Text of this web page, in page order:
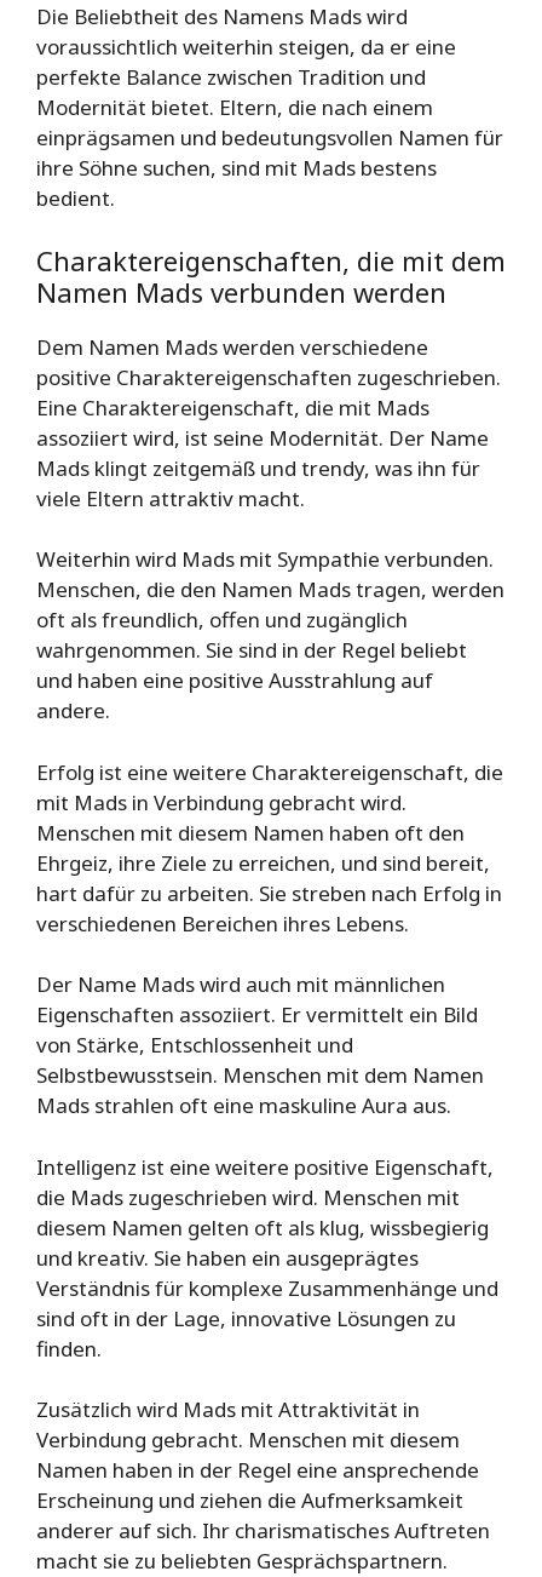
Die Beliebtheit des Namens Mads wird
voraussichtlich weiterhin steigen, da er eine
perfekte Balance zwischen Tradition und
Modernität bietet. Eltern, die nach einem
einprägsamen und bedeutungsvollen Namen für
ihre Söhne suchen, sind mit Mads bestens
bedient.
Charaktereigenschaften, die mit dem
Namen Mads verbunden werden
Dem Namen Mads werden verschiedene
positive Charaktereigenschaften zugeschrieben.
Eine Charaktereigenschaft, die mit Mads
assoziiert wird, ist seine Modernität. Der Name
Mads klingt zeitgemäß und trendy, was ihn für
viele Eltern attraktiv macht.
Weiterhin wird Mads mit Sympathie verbunden.
Menschen, die den Namen Mads tragen, werden
oft als freundlich, offen und zugänglich
wahrgenommen. Sie sind in der Regel beliebt
und haben eine positive Ausstrahlung auf
andere.
Erfolg ist eine weitere Charaktereigenschaft, die
mit Mads in Verbindung gebracht wird.
Menschen mit diesem Namen haben oft den
Ehrgeiz, ihre Ziele zu erreichen, und sind bereit,
hart dafür zu arbeiten. Sie streben nach Erfolg in
verschiedenen Bereichen ihres Lebens.
Der Name Mads wird auch mit männlichen
Eigenschaften assoziiert. Er vermittelt ein Bild
von Stärke, Entschlossenheit und
Selbstbewusstsein. Menschen mit dem Namen
Mads strahlen oft eine maskuline Aura aus.
Intelligenz ist eine weitere positive Eigenschaft,
die Mads zugeschrieben wird. Menschen mit
diesem Namen gelten oft als klug, wissbegierig
und kreativ. Sie haben ein ausgeprägtes
Verständnis für komplexe Zusammenhänge und
sind oft in der Lage, innovative Lösungen zu
finden.
Zusätzlich wird Mads mit Attraktivität in
Verbindung gebracht. Menschen mit diesem
Namen haben in der Regel eine ansprechende
Erscheinung und ziehen die Aufmerksamkeit
anderer auf sich. Ihr charismatisches Auftreten
macht sie zu beliebten Gesprächspartnern.